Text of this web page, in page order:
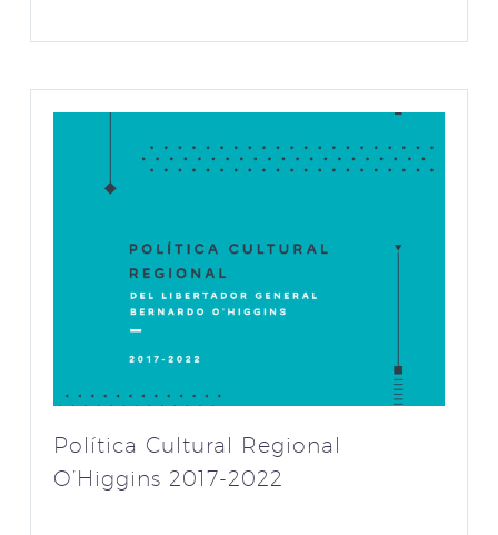
Política Cultural Regional
O’Higgins 2017-2022